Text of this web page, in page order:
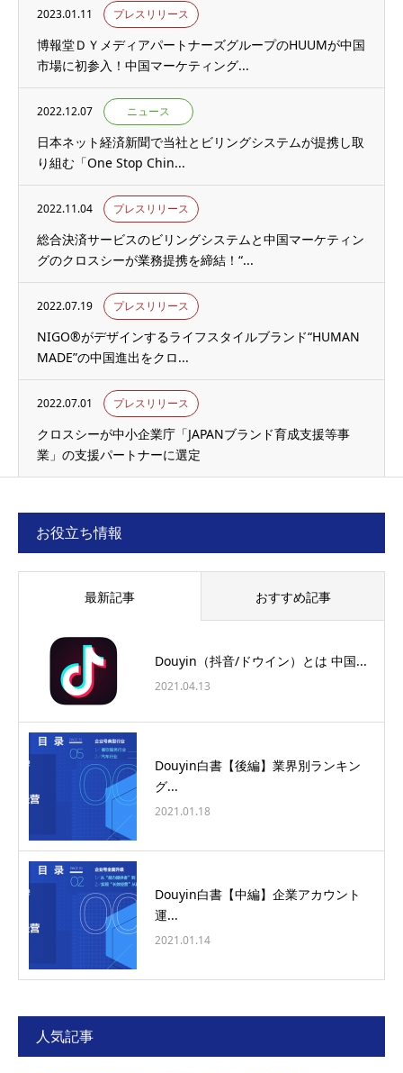
2023.01.11 プレスリリース
博報堂ＤＹメディアパートナーズグループのHUUMが中国
市場に初参入！中国マーケティング...
2022.12.07 ニュース
日本ネット経済新聞で当社とビリングシステムが提携し取
り組む「One Stop Chin...
2022.11.04 プレスリリース
総合決済サービスのビリングシステムと中国マーケティン
グのクロスシーが業務提携を締結！“...
2022.07.19 プレスリリース
NIGO®がデザインするライフスタイルブランド“HUMAN
MADE”の中国進出をクロ...
2022.07.01 プレスリリース
クロスシーが中小企業庁「JAPANブランド育成支援等事
業」の支援パートナーに選定
お役立ち情報
最新記事 おすすめ記事
Douyin（抖音/ドウイン）とは 中国...
2021.04.13
Douyin白書【後編】業界別ランキン
グ...
2021.01.18
Douyin白書【中編】企業アカウント
運...
2021.01.14
人気記事